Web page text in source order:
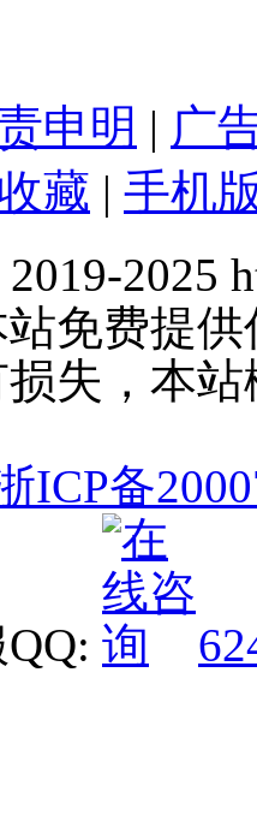
申明 | 广
藏 | 手机
2025
免费提
失，本
ICP备